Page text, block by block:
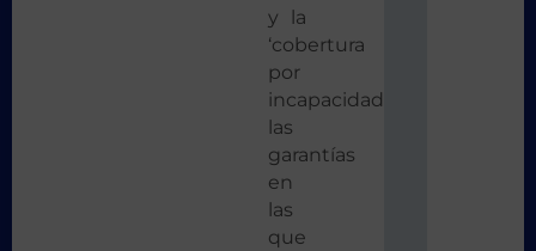
y la
‘cobertura
por
incapacidad’
las
garantías
en
las
que